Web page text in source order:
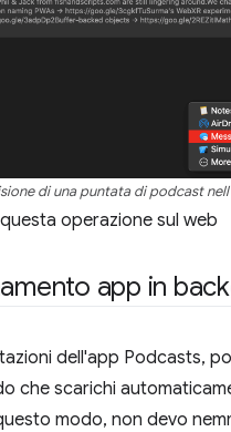
di una puntata di podcast
operazione sul web
app in
dell'app Podcasts,
che scarichi
modo, non devo